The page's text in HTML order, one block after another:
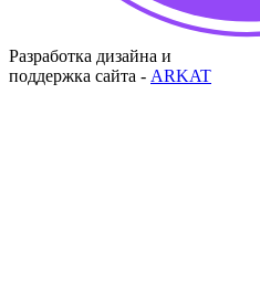
Разработка дизайна и
поддержка сайта - ARKAT